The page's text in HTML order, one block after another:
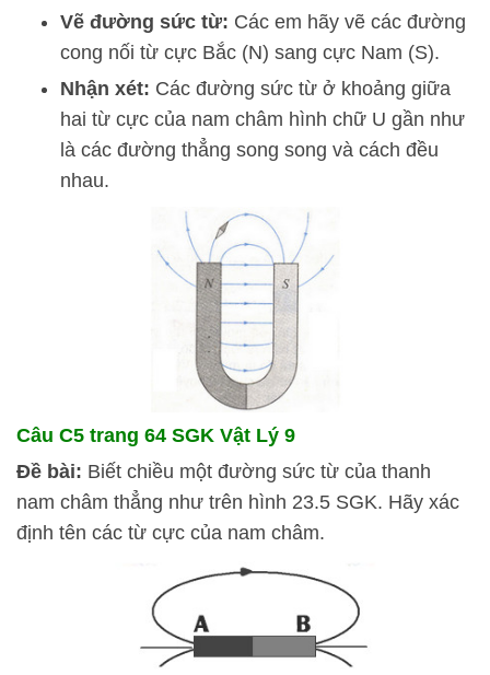
Vẽ đường sức từ: Các em hãy vẽ các đường
cong nối từ cực Bắc (N) sang cực Nam (S).
Nhận xét: Các đường sức từ ở khoảng giữa
hai từ cực của nam châm hình chữ U gần như
là các đường thẳng song song và cách đều
nhau.
Câu C5 trang 64 SGK Vật Lý 9
Đề bài: Biết chiều một đường sức từ của thanh
nam châm thẳng như trên hình 23.5 SGK. Hãy xác
định tên các từ cực của nam châm.